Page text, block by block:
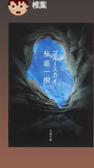
椎葉